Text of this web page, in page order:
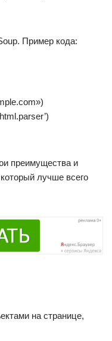
Пример кода:
преимущества и
лучше всего
на странице,